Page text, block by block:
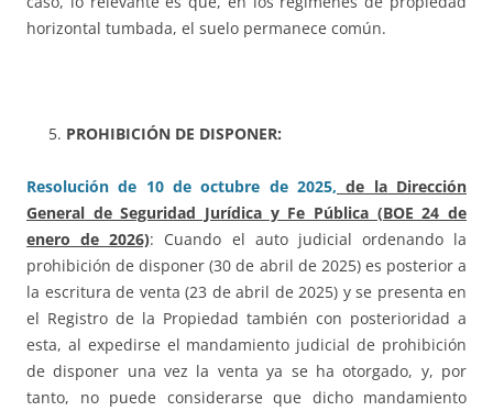
horizontal tumbada, el suelo permanece común.
PROHIBICIÓN DE DISPONER:
Resolución de 10 de octubre de 2025, de la Dirección
General de Seguridad Jurídica y Fe Pública (BOE 24 de
enero de 2026): Cuando el auto judicial ordenando la
prohibición de disponer (30 de abril de 2025) es posterior a
la escritura de venta (23 de abril de 2025) y se presenta en
el Registro de la Propiedad también con posterioridad a
esta, al expedirse el mandamiento judicial de prohibición
de disponer una vez la venta ya se ha otorgado, y, por
tanto, no puede considerarse que dicho mandamiento